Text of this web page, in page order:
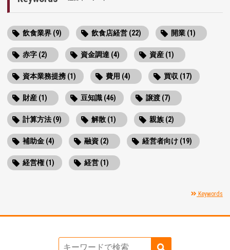
飲食業界 (9) 飲食店経営 (22) 開業 (1)
赤字 (2) 資金調達 (4) 資産 (1)
資本業務提携 (1) 費用 (4) 買収 (17)
財産 (1) 豆知識 (46) 譲渡 (7)
計算方法 (9) 解散 (1) 親族 (2)
補助金 (4) 融資 (2) 経営者向け (19)
経営権 (1) 経営 (1)
Keywords